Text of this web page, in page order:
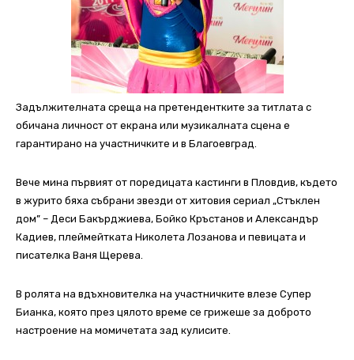
Задължителната среща на претендентките за титлата с
обичана личност от екрана или музикалната сцена е
гарантирано на участничките и в Благоевград.
Вече мина първият от поредицата кастинги в Пловдив, където
в журито бяха събрани звезди от хитовия сериал „Стъклен
дом” – Деси Бакърджиева, Бойко Кръстанов и Александър
Кадиев, плеймейтката Николета Лозанова и певицата и
писателка Ваня Щерева.
В ролята на вдъхновителка на участничките влезе Супер
Бианка, която през цялото време се грижеше за доброто
настроение на момичетата зад кулисите.